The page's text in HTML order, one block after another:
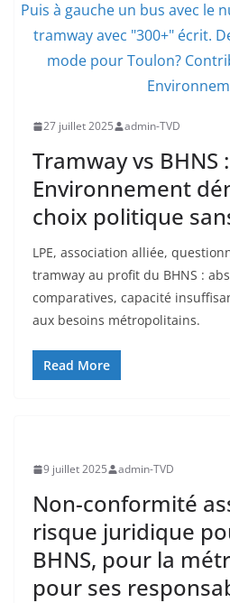
27 juillet 2025 admin-TVD
Tramway vs BHNS
Environnement
choix politique
LPE, association alliée,
tramway au profit du BHNS :
comparatives, capacité
aux besoins métropolitains.
Read More
9 juillet 2025 admin-TVD
Non-conformité
risque juridique
BHNS, pour la
pour ses